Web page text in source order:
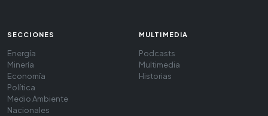
SECCIONES
Energía
Minería
Economía
Política
Medio Ambiente
Nacionales
MULTIMEDIA
Podcasts
Multimedia
Historias